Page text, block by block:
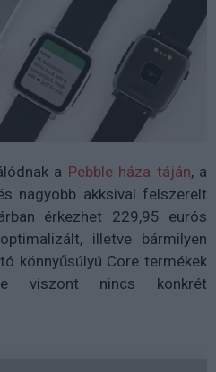
a Pebble háza táján, a
nagyobb akksival felszerelt
érkezhet 229,95 eurós
illetve bármilyen
könnyűsúlyú Core termékek
viszont nincs konkrét